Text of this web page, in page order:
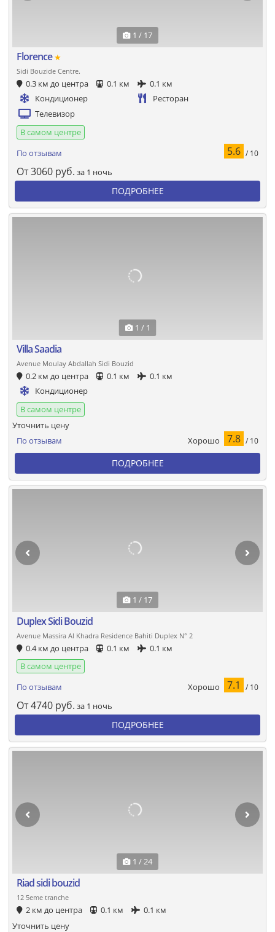
1 / 17
Florence★
Sidi Bouzide Centre.
0.3 км до центра 0.1 км
0.1 км
Кондиционер
Ресторан
Телевизор
В самом центре
По отзывам
5.6 / 10
От3060 руб. за 1 ночь
ПОДРОБНЕЕ
1 / 1
Villa Saadia
Avenue Moulay Abdallah Sidi Bouzid
0.2 км до центра 0.1 км
0.1 км
Кондиционер
В самом центре
По отзывам Хорошо 7.8 / 10
Уточнить цену
ПОДРОБНЕЕ
1 / 17
Duplex Sidi Bouzid
Avenue Massira Al Khadra Residence Bahiti Duplex N° 2
0.4 км до центра 0.1 км
0.1 км
В самом центре
По отзывам
Хорошо 7.1 / 10
От4740 руб. за 1 ночь
ПОДРОБНЕЕ
1 / 24
Riad sidi bouzid
12 5eme tranche
2 км до центра 0.1 км
0.1 км
Уточнить цену